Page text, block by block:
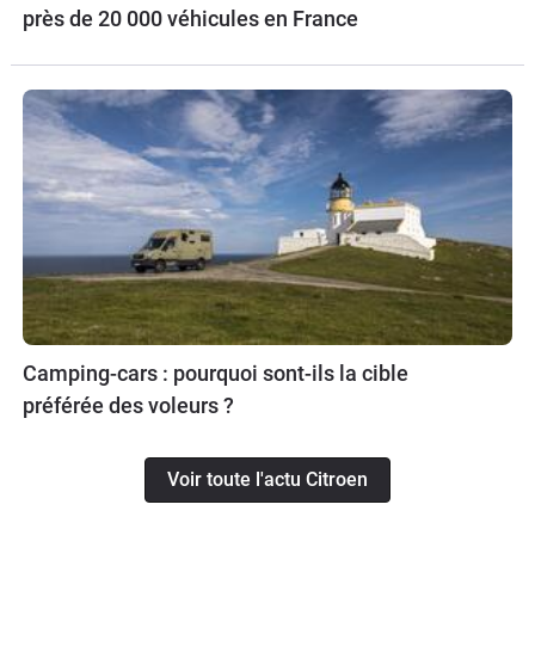
près de 20 000 véhicules en France
Camping-cars : pourquoi sont-ils la cible
préférée des voleurs ?
Voir toute l'actu Citroen